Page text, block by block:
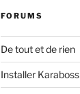
FORUMS
De tout et de rien
Installer Karaboss